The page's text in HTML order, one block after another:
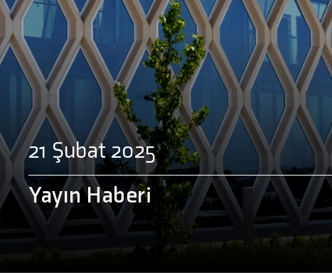
21 Şubat 2025
Yayın Haberi